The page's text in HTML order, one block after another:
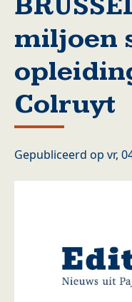
miljoen
Colruyt
Gepubliceerd op vr,